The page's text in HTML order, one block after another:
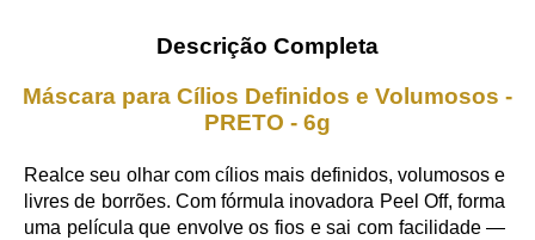
Descrição Completa
Máscara para Cílios Definidos e Volumosos -
PRETO - 6g
Realce seu olhar com cílios mais definidos, volumosos e
livres de borrões. Com fórmula inovadora Peel Off, forma
uma película que envolve os fios e sai com facilidade —